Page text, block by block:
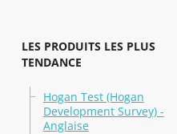
LES PRODUITS LES PLUS
TENDANCE
Hogan Test (Hogan
Development Survey) -
Anglaise